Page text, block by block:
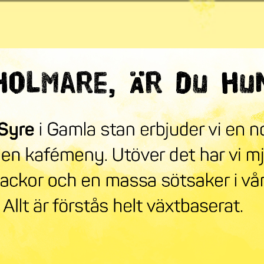
världen
Syre Play Nyhetsbrev Stöd oss Mer